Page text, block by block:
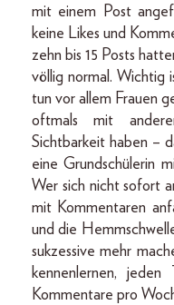
mit einem Post
keine Likes und
zehn bis 15 Posts
völlig normal. Wichtig
tun vor allem Frauen
oftmals mit
Sichtbarkeit haben –
eine Grundschülerin
Wer sich nicht sofort
mit Kommentaren
und die
sukzessive mehr
kennenlernen,
Kommentare pro